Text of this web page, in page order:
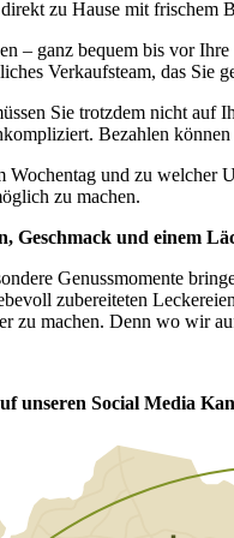
zu Hause mit
– ganz bequem bis vor
Verkaufsteam, das Sie
Sie trotzdem nicht
Bezahlen
und zu welcher
zu machen.
Geschmack und einem
Genussmomente
zubereiteten
zu machen. Denn wo wir
unseren Social Media